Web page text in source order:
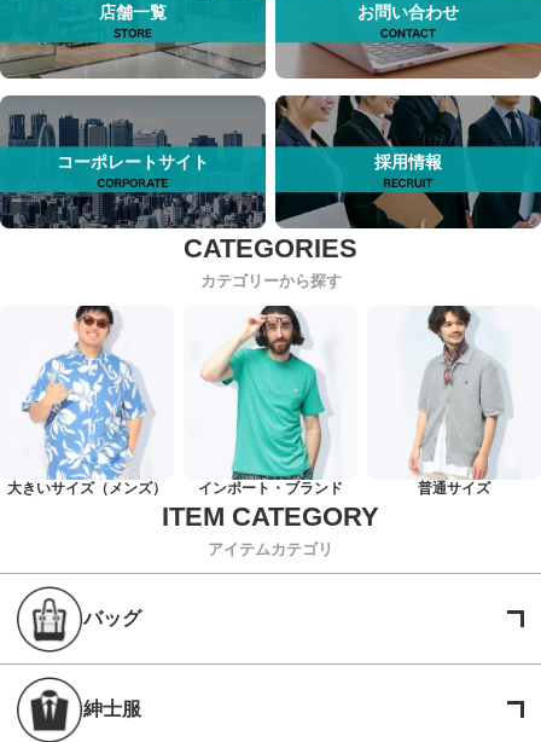
店舗一覧 お問い合わせ
コーポレートサイト 採用情報
カテゴリーから探す
大きいサイズ（メンズ） インポート・ブランド 普通サイズ
アイテムカテゴリ
バッグ
紳士服